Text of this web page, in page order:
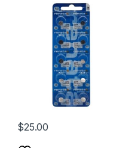
electrónicos diversos
$25.00